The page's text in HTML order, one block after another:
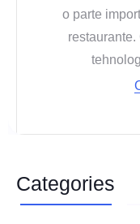
o parte
Categories